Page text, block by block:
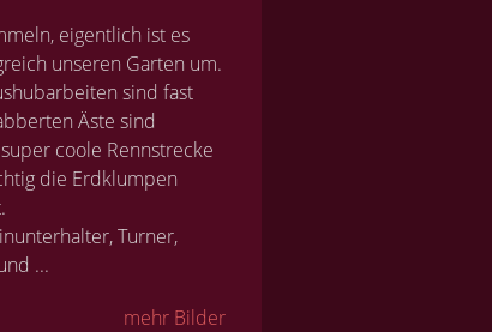
eigentlich ist es
unseren Garten um.
sind fast
Äste sind
coole Rennstrecke
die Erdklumpen
Turner,
...
mehr Bilder